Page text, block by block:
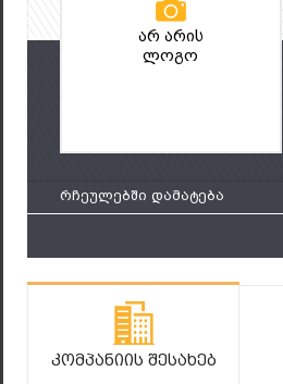
არ არის
ლოგო
რჩეულებში დამატება
Კომპანიის Შესახებ